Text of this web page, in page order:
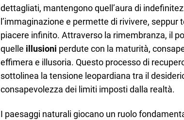
dettagliati, mantengono quell’aura di
l’immaginazione e permette di rivivere, seppur
piacere infinito. Attraverso la rimembranza, il
quelle illusioni perdute con la maturità,
effimera e illusoria. Questo processo di
sottolinea la tensione leopardiana tra il
consapevolezza dei limiti imposti dalla realtà.
I paesaggi naturali giocano un ruolo